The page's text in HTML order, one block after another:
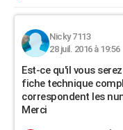
Nicky 7113
28 juil. 2016 à 19:56
Est-ce qu'il vous
fiche technique
correspondent les
Merci